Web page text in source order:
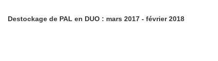
Destockage de PAL en DUO : mars 2017 - février 2018